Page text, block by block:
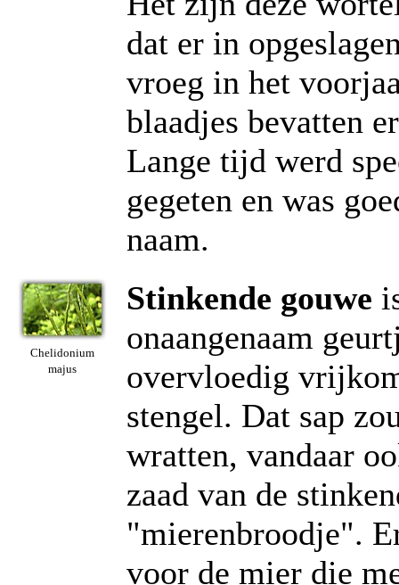
dat er in
vroeg in het
blaadjes bevatten
Lange tijd werd
gegeten en was
naam.
Chelidonium
majus
Stinkende gouwe
onaangenaam
overvloedig
stengel. Dat sap
wratten, vandaar
zaad van de
"mierenbroodje".
voor de mier die